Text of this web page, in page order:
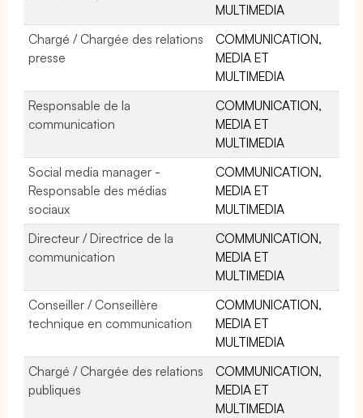
MULTIMEDIA
Chargé / Chargée des relations
presse
COMMUNICATION,
MEDIA ET
MULTIMEDIA
Responsable de la
communication
COMMUNICATION,
MEDIA ET
MULTIMEDIA
Social media manager -
Responsable des médias
sociaux
COMMUNICATION,
MEDIA ET
MULTIMEDIA
Directeur / Directrice de la
communication
COMMUNICATION,
MEDIA ET
MULTIMEDIA
Conseiller / Conseillère
technique en communication
COMMUNICATION,
MEDIA ET
MULTIMEDIA
Chargé / Chargée des relations
publiques
COMMUNICATION,
MEDIA ET
MULTIMEDIA